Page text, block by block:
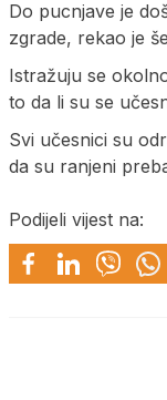
Do pucnjave je
zgrade, rekao je
Istražuju se
to da li su se
Svi učesnici su
da su ranjeni
Podijeli vijest na: